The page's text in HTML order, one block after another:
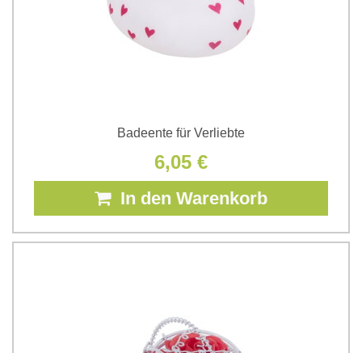
Badeente für Verliebte
6,05 €
In den Warenkorb